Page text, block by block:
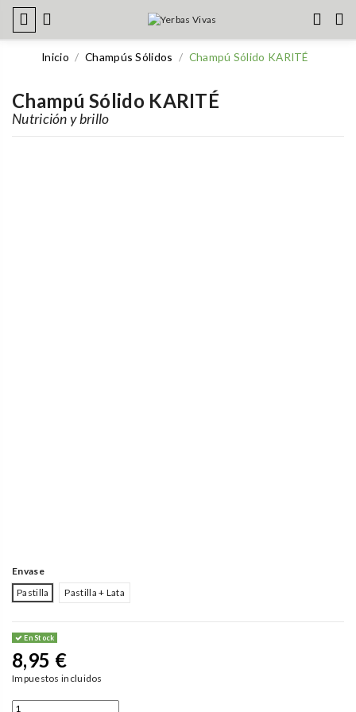
Inicio Champús Sólidos Champú Sólido KARITÉ
Champú Sólido KARITÉ
Nutrición y brillo
Envase
Pastilla
Pastilla + Lata
En Stock
8,95 €
Impuestos incluidos